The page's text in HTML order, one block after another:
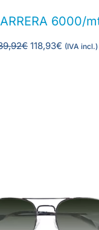
6000/
€ 118,93€ (IVA incl.)